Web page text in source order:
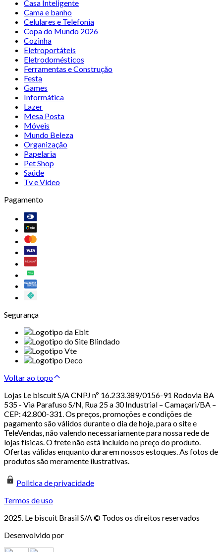
Casa Inteligente
Cama e banho
Celulares e Telefonia
Copa do Mundo 2026
Cozinha
Eletroportáteis
Eletrodomésticos
Ferramentas e Construção
Festa
Games
Informática
Lazer
Mesa Posta
Móveis
Mundo Beleza
Organização
Papelaria
Pet Shop
Saúde
Tv e Vídeo
Pagamento
Segurança
Voltar ao topo
Lojas Le biscuit S/A CNPJ nº 16.233.389/0156-91 Rodovia BA
535 - Via Parafuso S/N, Rua 25 a 30 Industrial – Camaçari/BA –
CEP: 42.800-331. Os preços, promoções e condições de
pagamento são válidos durante o dia de hoje, para o site e
TeleVendas, não valendo necessariamente para nossa rede de
lojas físicas. O frete não está incluído no preço do produto.
Ofertas válidas enquanto durarem nossos estoques. As fotos de
produtos são meramente ilustrativas.
Politica de privacidade
Termos de uso
2025. Le biscuit Brasil S/A © Todos os direitos reservados
Desenvolvido por